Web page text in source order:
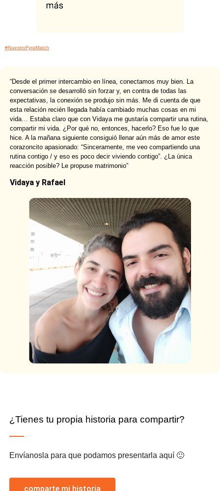
#NuestroFyraMatch
“Desde el primer intercambio en línea, conectamos muy bien. La
conversación se desarrolló sin forzar y, en contra de todas las
expectativas, la conexión se produjo sin más. Me di cuenta de que
esta relación recién llegada había cambiado muchas cosas en mi
vida… Estaba claro que con Vidaya me gustaría compartir una rutina,
compartir mi vida. ¿Por qué no, entonces, hacerlo? Eso fue lo que
hice. A la mañana siguiente consiguió llenar aún más de amor este
corazoncito apasionado: “Sinceramente, me veo compartiendo una
rutina contigo / y eso es poco decir viviendo contigo”. ¿La única
reacción posible? Le propuse matrimonio”
Vidaya y Rafael
¿Tienes tu propia historia para compartir?
Envíanosla para que podamos presentarla aquí 🙂
comparte mi historia